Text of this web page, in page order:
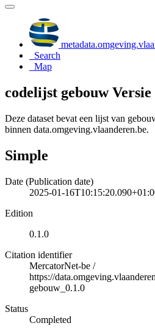
Search
Map
codelijst gebouw Versie
Deze dataset bevat een lijst van
binnen data.omgeving.vlaanderen.be.
Simple
Date (Publication date)
2025-01-
Edition
0.1.0
Citation identifier
MercatorNet-be /
https://
gebouw_0.1.0
Status
Completed